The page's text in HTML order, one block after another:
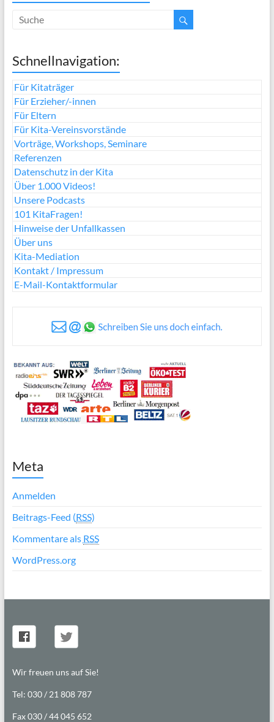
Schnellnavigation:
Für Kitaträger
Für Erzieher/-innen
Für Eltern
Für Kita-Vereinsvorstände
Vorträge, Workshops, Seminare
Referenzen
Datenschutz in der Kita
Über 1.000 Videos!
Unsere Podcasts
101 KitaFragen!
Hinweise der Unfallkassen
Über uns
Kita-Mediation
Kontakt / Impressum
E-Mail-Kontaktformular
Meta
Anmelden
Beitrags-Feed (RSS)
Kommentare als RSS
WordPress.org
Wir freuen uns auf Sie!
Tel: 030 / 21 808 787
Fax 030 / 44 045 652